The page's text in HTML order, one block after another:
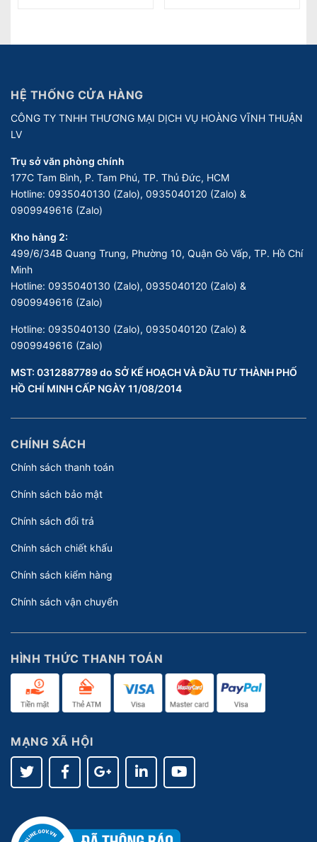
HỆ THỐNG CỬA HÀNG
CÔNG TY TNHH THƯƠNG MẠI DỊCH VỤ HOÀNG VĨNH THUẬN
LV
Trụ sở văn phòng chính
177C Tam Bình, P. Tam Phú, TP. Thủ Đức, HCM
Hotline: 0935040130 (Zalo), 0935040120 (Zalo) &
0909949616 (Zalo)
Kho hàng 2:
499/6/34B Quang Trung, Phường 10, Quận Gò Vấp, TP. Hồ Chí
Minh
Hotline: 0935040130 (Zalo), 0935040120 (Zalo) &
0909949616 (Zalo)
Hotline: 0935040130 (Zalo), 0935040120 (Zalo) &
0909949616 (Zalo)
MST: 0312887789 do SỞ KẾ HOẠCH VÀ ĐẦU TƯ THÀNH PHỐ
HỒ CHÍ MINH CẤP NGÀY 11/08/2014
CHÍNH SÁCH
Chính sách thanh toán
Chính sách bảo mật
Chính sách đổi trả
Chính sách chiết khấu
Chính sách kiểm hàng
Chính sách vận chuyển
HÌNH THỨC THANH TOÁN
MẠNG XÃ HỘI